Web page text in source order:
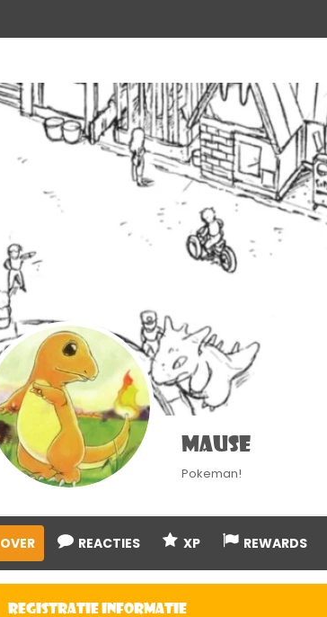
Mause
Pokeman!
OVER REACTIES XP REWARDS
Registratie informatie